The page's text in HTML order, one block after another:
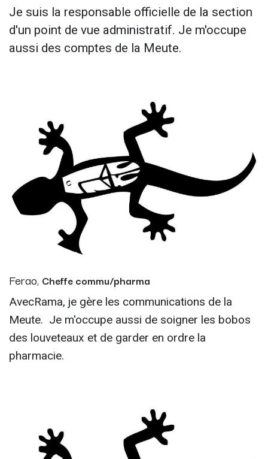
Je suis la responsable officielle de la section
d'un point de vue administratif. Je m'occupe
aussi des comptes de la Meute.
Ferao, Cheffe commu/pharma
AvecRama, je gère les communications de la
Meute. Je m'occupe aussi de soigner les bobos
des louveteaux et de garder en ordre la
pharmacie.